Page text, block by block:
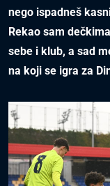
nego ispadneš
Rekao sam
sebe i klub, a sad
na koji se igra za